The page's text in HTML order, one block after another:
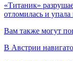
«Титаник»
отломилась и упала
Вам также могут
В Австрии